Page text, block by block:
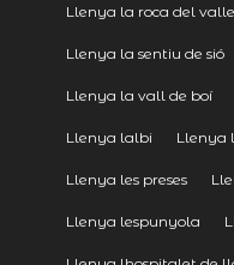
Llenya la roca del
Llenya la sentiu de sió
Llenya la vall de boí
Llenya lalbi Llenya
Llenya les preses
Llenya lespunyola